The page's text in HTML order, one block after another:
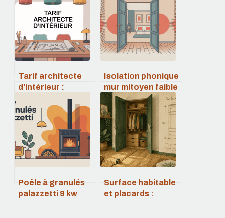
Tarif architecte
d’intérieur :
combien prévoir
pour votre projet ?
Isolation phonique
mur mitoyen faible
épaisseur :
solutions
efficaces et
réalisables
Poêle à granulés
palazzetti 9 kw
Surface habitable
et placards :